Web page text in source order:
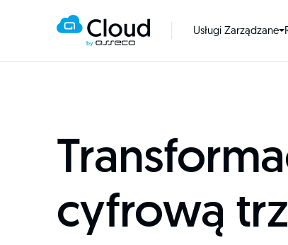
Usługi Zarządzane
cyfrową